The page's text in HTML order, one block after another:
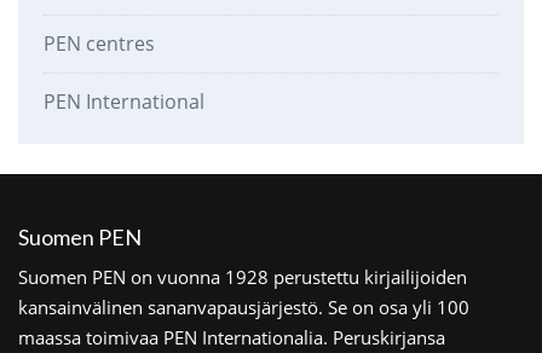
PEN centres
PEN International
Suomen PEN
Suomen PEN on vuonna 1928 perustettu kirjailijoiden
kansainvälinen sananvapausjärjestö. Se on osa yli 100
maassa toimivaa PEN Internationalia. Peruskirjansa